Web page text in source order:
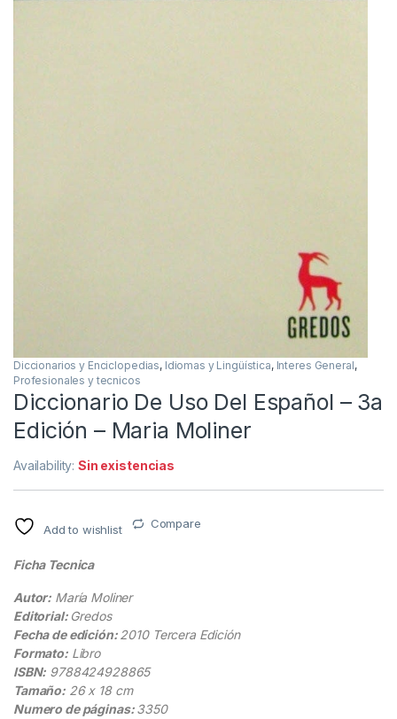
Diccionarios y Enciclopedias, Idiomas y Lingüística, Interes General,
Profesionales y tecnicos
Diccionario De Uso Del Español – 3a
Edición – Maria Moliner
Availability:Sin existencias
Add to wishlist Compare
Ficha Tecnica
Autor: María Moliner
Editorial: Gredos
Fecha de edición: 2010 Tercera Edición
Formato:Libro
ISBN: 9788424928865
Tamaño: 26 x 18 cm
Numero de páginas:3350